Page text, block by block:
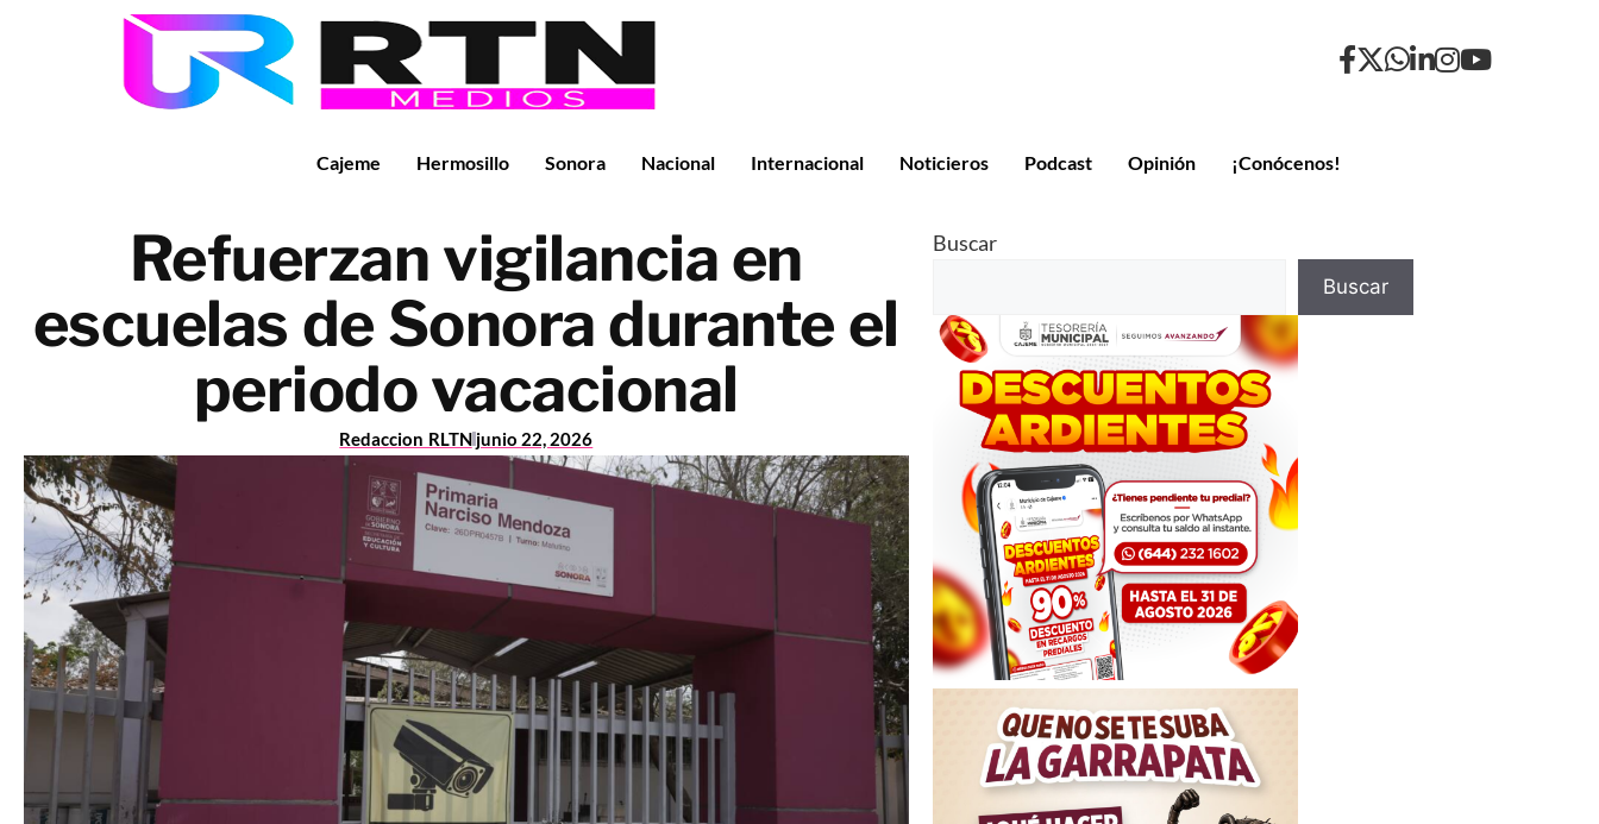
Cajeme Hermosillo Sonora Nacional Internacional Noticieros Podcast Opinión ¡Conócenos!
Refuerzan vigilancia en
escuelas de Sonora durante el
periodo vacacional
Redaccion RLTNjunio 22, 2026
Buscar
Buscar